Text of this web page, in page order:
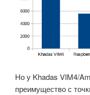
Но у Khadas VIM4/
преимущество с